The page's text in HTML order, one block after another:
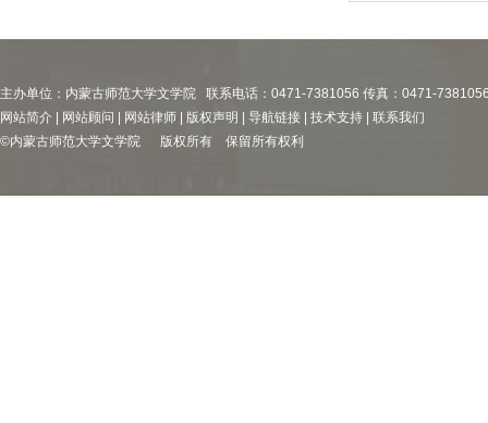
主办单位：内蒙古师范大学文学院 联系电话：0471-7381056 传真：0471-
网站简介 | 网站顾问 | 网站律师 | 版权声明 | 导航链接 | 技术支持 | 联系我们
©内蒙古师范大学文学院 版权所有 保留所有权利